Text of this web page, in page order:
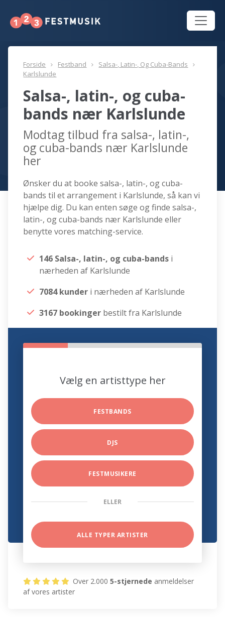
Forside Festband
Salsa-, Latin-, Og Cuba-Bands
Karlslunde
Salsa-, latin-, og cuba-
bands nær Karlslunde
Modtag tilbud fra salsa-, latin-,
og cuba-bands nær Karlslunde
her
Ønsker du at booke salsa-, latin-, og cuba-
bands til et arrangement i Karlslunde, så kan vi
hjælpe dig. Du kan enten søge og finde salsa-,
latin-, og cuba-bands nær Karlslunde eller
benytte vores matching-service.
146 Salsa-, latin-, og cuba-bands i
nærheden af Karlslunde
7084 kunder i nærheden af Karlslunde
3167 bookinger bestilt fra Karlslunde
Vælg en artisttype her
FESTBANDS
DJS
FESTMUSIKERE
ELLER
ALLE TYPER ARTISTER
Over 2.0005-stjernede anmeldelser
af vores artister